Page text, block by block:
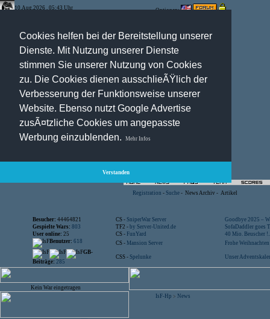
Cookies helfen bei der Bereitstellung unserer
Dienste. Mit Nutzung unserer Dienste
stimmen Sie unserer Nutzung von Cookies
zu. Die Cookies dienen ausschlieÃŸlich der
Verbesserung der Funktionsweise unserer
Website. Ebenso nutzt Google Advertise
zusÃ¤tzliche Cookies um angepasste
Werbung einzublenden.
Mehr Infos
Verstanden
10.Aug.2026 , 05:43 Uhr Optionen:
Registration - Suche - News Archiv - Artikel
Besucher: 44464821 CS - SniperWar Server
Goodbye 2025 –
Gespielte Wars: 803 TF2 - by Server-United.de
SofaDaddler goes
User online: 25 CS - FunYard
40 Mio. Beuscher
Benutzer: 618 CS - Mansion Server
Frohe
GB-
Beiträge: 285
CSS - Spelunke Unser
Kein War eingetragen
IsF-Hp > News